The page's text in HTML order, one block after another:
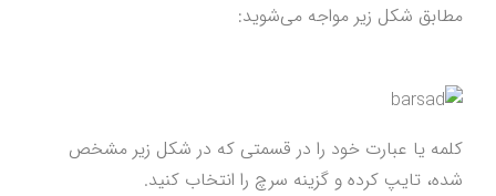
مطابق شکل زیر مواجه می‌شوید:
کلمه یا عبارت خود را در قسمتی که در شکل زیر مشخص
شده، تایپ کرده و گزینه سرچ را انتخاب کنید.